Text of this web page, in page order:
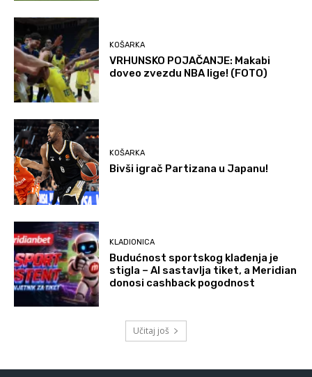
KOŠARKA
VRHUNSKO POJAČANJE: Makabi
doveo zvezdu NBA lige! (FOTO)
KOŠARKA
Bivši igrač Partizana u Japanu!
KLADIONICA
Budućnost sportskog klađenja je
stigla – AI sastavlja tiket, a Meridian
donosi cashback pogodnost
Učitaj još